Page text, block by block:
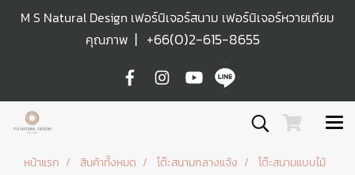
M S Natural Design เฟอร์นิเจอร์สนาม เฟอร์นิเจอร์หวายเทียม
คุณภาพ | +66(0)2-615-8655
หน้าแรก สินค้าทั้งหมด โต๊ะสนามกลางแจ้ง
โต๊ะสนามแบบไม้